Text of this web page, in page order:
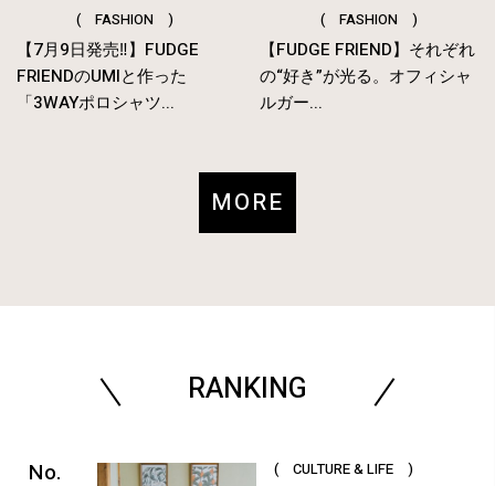
( FASHION )
【7月9日発売‼︎】FUDGE
FRIENDのUMIと作った
「3WAYポロシャツ...
( FASHION )
【FUDGE FRIEND】それぞれ
の“好き”が光る。オフィシャ
ルガー...
MORE
RANKING
( CULTURE & LIFE )